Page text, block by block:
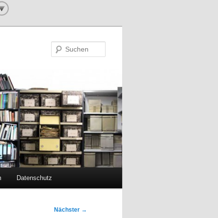
Datenschutz
Nächster →